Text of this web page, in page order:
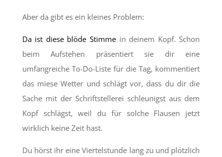
Aber da gibt es ein kleines Problem:
Da ist diese blöde Stimme in deinem Kopf. Schon
beim Aufstehen präsentiert sie dir eine
umfangreiche To-Do-Liste für die Tag, kommentiert
das miese Wetter und schlägt vor, dass du dir die
Sache mit der Schriftstellerei schleunigst aus dem
Kopf schlägst, weil du für solche Flausen jetzt
wirklich keine Zeit hast.
Du hörst ihr eine Viertelstunde lang zu und plötzlich